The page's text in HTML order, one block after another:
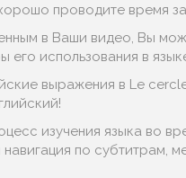
проводите время
в Ваши видео, Вы
использования в
выражения в Le
изучения языка во
по субтитрам,